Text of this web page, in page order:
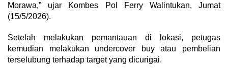
Morawa,” ujar Kombes Pol Ferry Walintukan, Jumat
(15/5/2026).
Setelah melakukan pemantauan di lokasi, petugas
kemudian melakukan undercover buy atau pembelian
terselubung terhadap target yang dicurigai.